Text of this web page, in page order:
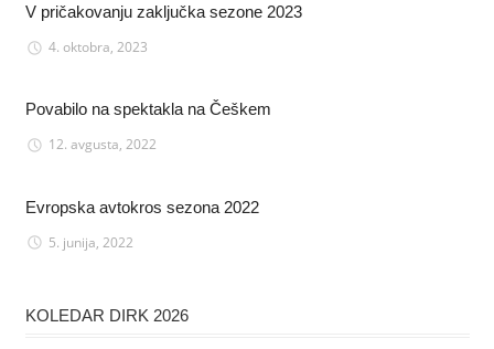
V pričakovanju zaključka sezone 2023
4. oktobra, 2023
Povabilo na spektakla na Češkem
12. avgusta, 2022
Evropska avtokros sezona 2022
5. junija, 2022
KOLEDAR DIRK 2026